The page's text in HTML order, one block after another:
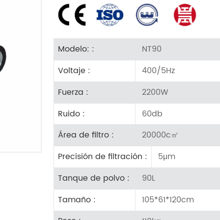
Modelo: :
NT90
Voltaje :
400/5Hz
Fuerza :
2200W
Ruido :
60db
Área de filtro :
20000c㎡
Precisión de filtración :
5μm
Tanque de polvo :
90L
Tamaño :
105*61*120cm